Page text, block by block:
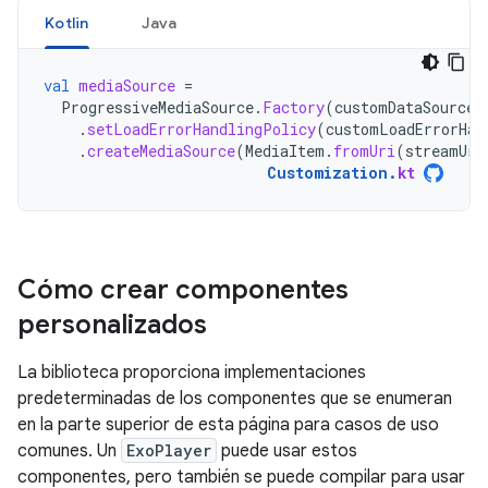
Kotlin Java
val mediaSource =
ProgressiveMediaSource. Factory(
. setLoadErrorHandlingPolicy(
.createMediaSource(MediaItem . fromUri(streamUri
Customization . kt
Cómo crear componentes
personalizados
La biblioteca proporciona implementaciones
predeterminadas de los componentes que se enumeran
en la parte superior de esta página para casos de uso
comunes. Un ExoPlayer puede usar estos
componentes, pero también se puede compilar para usar